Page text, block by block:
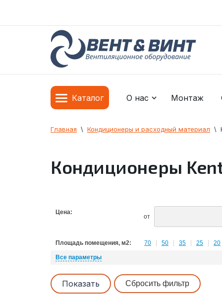
Каталог О нас Монтаж
Главная
  \
Кондиционеры и расходный материал
  \
Кондиционеры
Цена:
от
Площадь помещения, м2: 70 50 35 25 20
Все параметры
Показать Сбросить фильтр